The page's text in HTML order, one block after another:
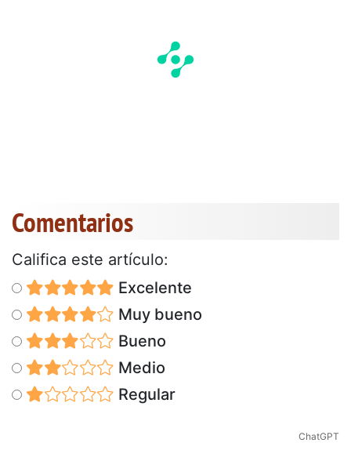
Comentarios
Califica este artículo:
Excelente
Muy bueno
Bueno
Medio
Regular
ChatGPT